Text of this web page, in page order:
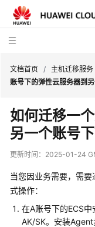
最
新
动
产
品
介
绍
文档首页 / 主机迁移服务
账号下的弹性云服务器到另
如何迁移一
另一个账号下
更新时间： 2025-01-24
当您因业务需要，需
式操作：
在A账号下的ECS
AK/SK。安装Agent